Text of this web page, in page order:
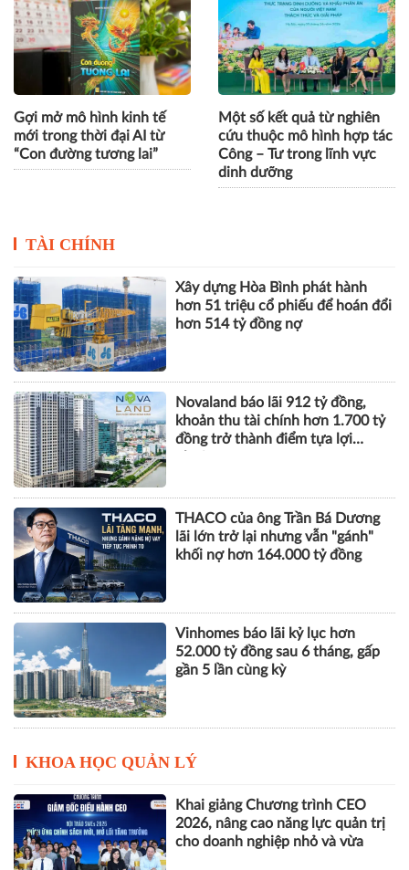
Gợi mở mô hình kinh tế
mới trong thời đại AI từ
“Con đường tương lai”
Một số kết quả từ nghiên
cứu thuộc mô hình hợp tác
Công – Tư trong lĩnh vực
dinh dưỡng
TÀI CHÍNH
Xây dựng Hòa Bình phát hành
hơn 51 triệu cổ phiếu để hoán đổi
hơn 514 tỷ đồng nợ
Novaland báo lãi 912 tỷ đồng,
khoản thu tài chính hơn 1.700 tỷ
đồng trở thành điểm tựa lợi
THACO của ông Trần Bá Dương
lãi lớn trở lại nhưng vẫn "gánh"
khối nợ hơn 164.000 tỷ đồng
Vinhomes báo lãi kỷ lục hơn
52.000 tỷ đồng sau 6 tháng, gấp
gần 5 lần cùng kỳ
KHOA HỌC QUẢN LÝ
Khai giảng Chương trình CEO
2026, nâng cao năng lực quản trị
cho doanh nghiệp nhỏ và vừa